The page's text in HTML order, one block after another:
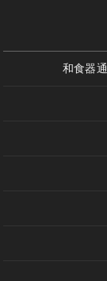
和食器